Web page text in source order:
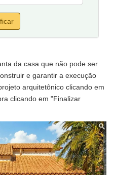
da casa que não pode ser
e garantir a execução
arquitetônico clicando em
clicando em "Finalizar